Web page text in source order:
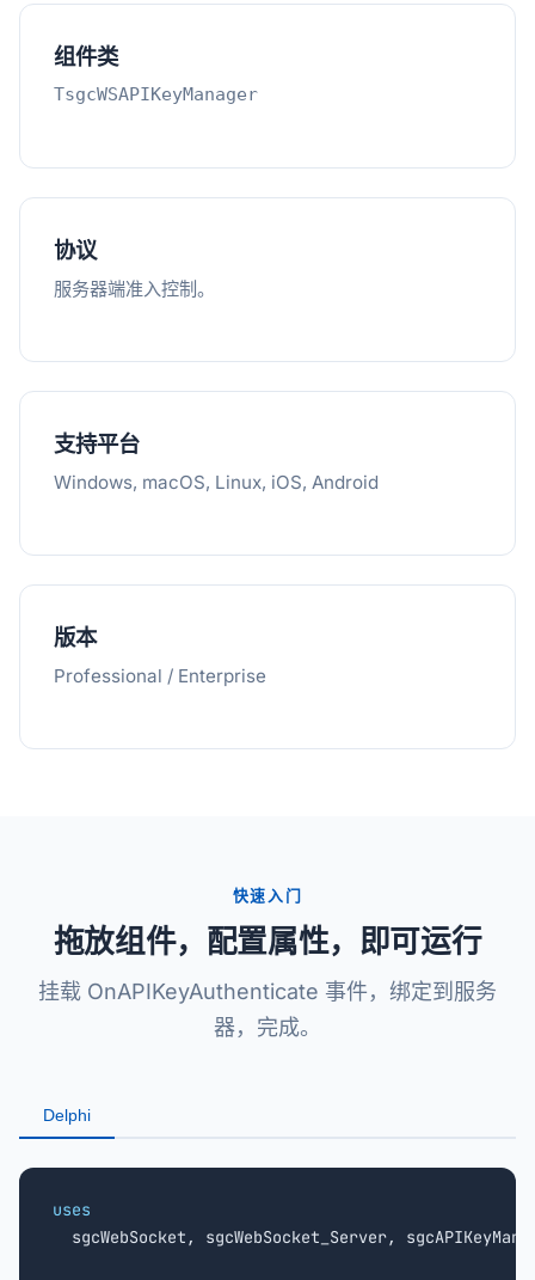
组件类
TsgcWSAPIKeyManager
协议
服务器端准入控制。
支持平台
Windows, macOS, Linux, iOS, Android
版本
Professional / Enterprise
快速入门
拖放组件，配置属性，即可运行
挂载 OnAPIKeyAuthenticate 事件，绑定到服务
器，完成。
Delphi
uses
sgcWebSocket, sgcWebSocket_Server,